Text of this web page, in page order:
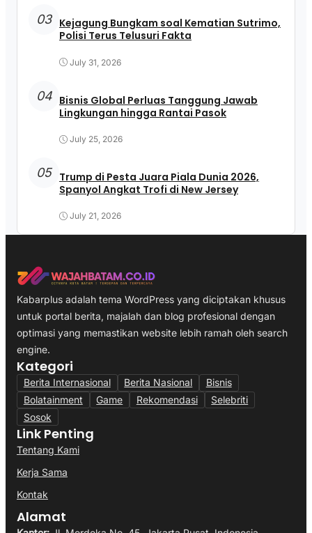
03 Kejagung Bungkam soal Kematian Sutrimo,
Polisi Terus Telusuri Fakta
July 31, 2026
04 Bisnis Global Perluas Tanggung Jawab
Lingkungan hingga Rantai Pasok
July 25, 2026
05 Trump di Pesta Juara Piala Dunia 2026,
Spanyol Angkat Trofi di New Jersey
July 21, 2026
Kabarplus adalah tema WordPress yang diciptakan khusus
untuk portal berita, majalah dan blog profesional dengan
optimasi yang memastikan website lebih ramah oleh search
engine.
Kategori
Berita Internasional Berita Nasional
Bisnis
Bolatainment
Game Rekomendasi
Selebriti
Sosok
Link Penting
Tentang Kami
Kerja Sama
Kontak
Alamat